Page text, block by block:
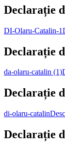
Declarație
DI-Olaru-Catalin-1
Declarație
da-olaru-catalin (1)
Declarație
di-olaru-catalin
Declarație